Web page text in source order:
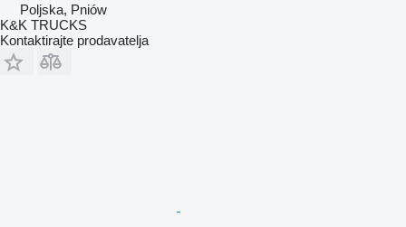
Poljska, Pniów
K&K TRUCKS
Kontaktirajte prodavatelja